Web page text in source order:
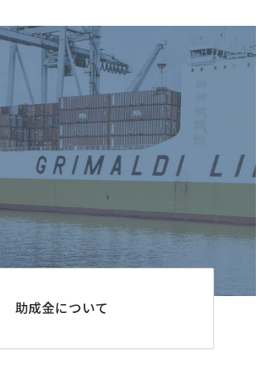
助成金について